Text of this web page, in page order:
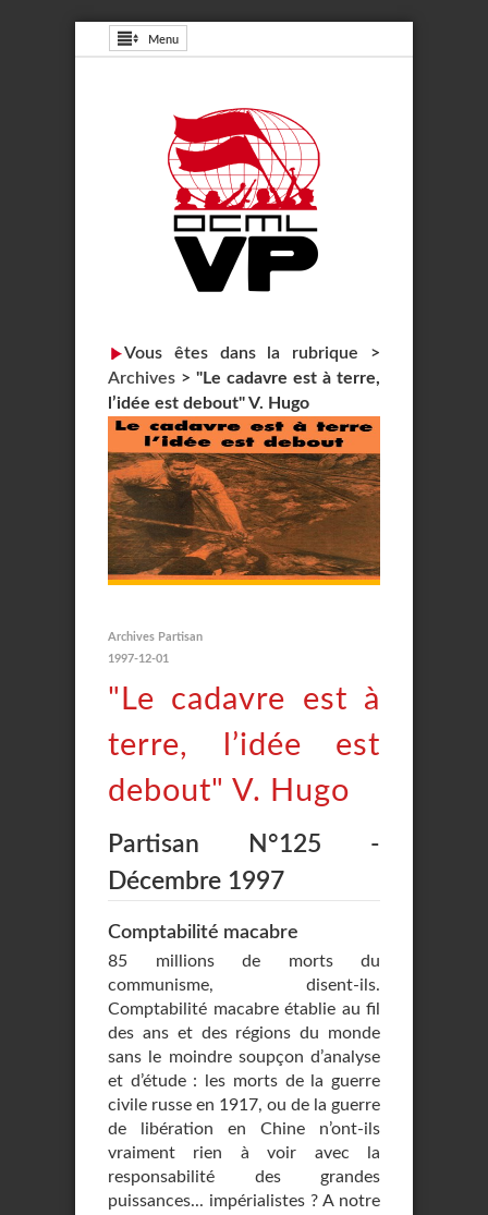
Menu
Vous êtes dans la rubrique >
Archives > "Le cadavre est à terre,
l’idée est debout" V. Hugo
Archives Partisan
1997-12-01
"Le cadavre est à
terre, l’idée est
debout" V. Hugo
Partisan N°125 -
Décembre 1997
Comptabilité macabre
85 millions de morts du
communisme, disent-ils.
Comptabilité macabre établie au fil
des ans et des régions du monde
sans le moindre soupçon d’analyse
et d’étude : les morts de la guerre
civile russe en 1917, ou de la guerre
de libération en Chine n’ont-ils
vraiment rien à voir avec la
responsabilité des grandes
puissances... impérialistes ? A notre